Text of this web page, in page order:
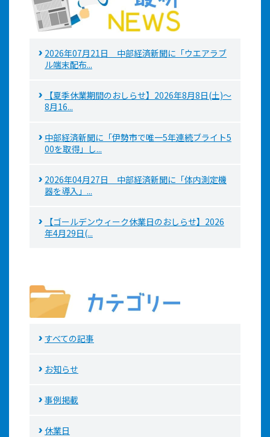
2026年07月21日 中部経済新聞に「ウエアラブ
ル端末配布...
【夏季休業期間のおしらせ】2026年8月8日(土)～
8月16...
中部経済新聞に「伊勢市で唯一5年連続ブライト5
00を取得」し...
2026年04月27日 中部経済新聞に「体内測定機
器を導入」...
【ゴールデンウィーク休業日のおしらせ】2026
年4月29日(...
すべての記事
お知らせ
事例掲載
休業日